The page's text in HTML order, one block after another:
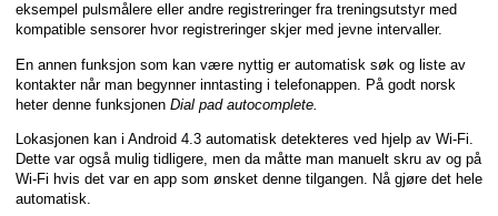
eksempel pulsmålere eller andre registreringer fra treningsutstyr med
kompatible sensorer hvor registreringer skjer med jevne intervaller.
En annen funksjon som kan være nyttig er automatisk søk og liste av
kontakter når man begynner inntasting i telefonappen. På godt norsk
heter denne funksjonenDial pad autocomplete.
Lokasjonen kan i Android 4.3 automatisk detekteres ved hjelp av Wi-Fi.
Dette var også mulig tidligere, men da måtte man manuelt skru av og på
Wi-Fi hvis det var en app som ønsket denne tilgangen. Nå gjøre det hele
automatisk.